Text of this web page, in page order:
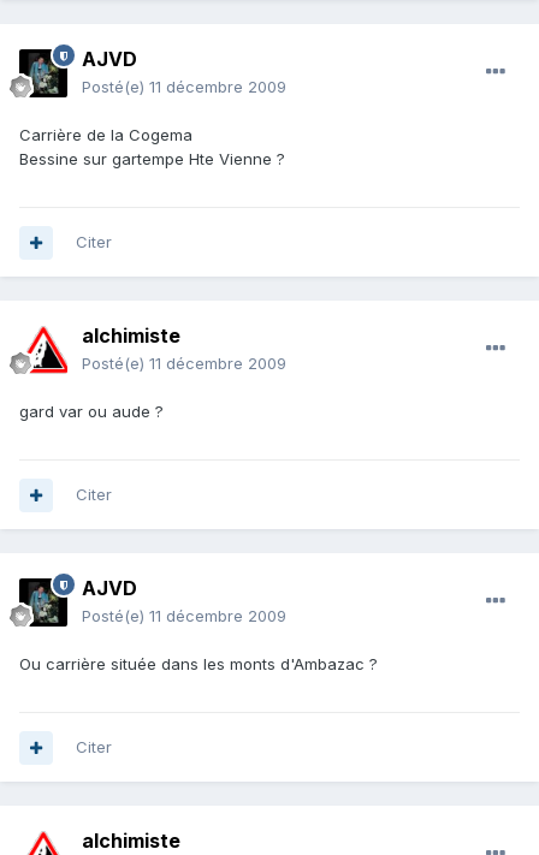
AJVD
Posté(e) 11 décembre 2009
Carrière de la Cogema
Bessine sur gartempe Hte Vienne ?
Citer
alchimiste
Posté(e) 11 décembre 2009
gard var ou aude ?
Citer
AJVD
Posté(e) 11 décembre 2009
Ou carrière située dans les monts d'Ambazac ?
Citer
alchimiste